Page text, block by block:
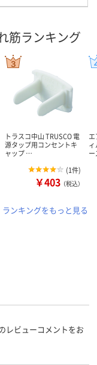
筋ランキング
トラスコ中山 TRUSCO 電
源タップ用コンセントキ
ャップ …
(1件)
￥403 （税込）
ランキングをもっと見る
レビューコメントをお